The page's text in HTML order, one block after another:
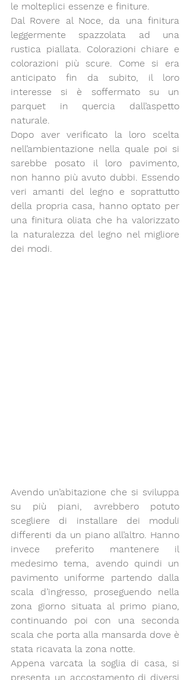
le molteplici essenze e finiture.
Dal Rovere al Noce, da una finitura
leggermente spazzolata ad una
rustica piallata. Colorazioni chiare e
colorazioni più scure. Come si era
anticipato fin da subito, il loro
interesse si è soffermato su un
parquet in quercia dall’aspetto
naturale.
Dopo aver verificato la loro scelta
nell’ambientazione nella quale poi si
sarebbe posato il loro pavimento,
non hanno più avuto dubbi. Essendo
veri amanti del legno e soprattutto
una finitura oliata che ha valorizzato
la naturalezza del legno nel migliore
dei modi.
Avendo un’abitazione che si sviluppa
su più piani, avrebbero potuto
scegliere di installare dei moduli
differenti da un piano all’altro. Hanno
invece preferito mantenere il
medesimo tema, avendo quindi un
pavimento uniforme partendo dalla
scala d’ingresso, proseguendo nella
zona giorno situata al primo piano,
continuando poi con una seconda
scala che porta alla mansarda dove è
stata ricavata la zona notte.
Appena varcata la soglia di casa, si
presenta un accostamento di diversi